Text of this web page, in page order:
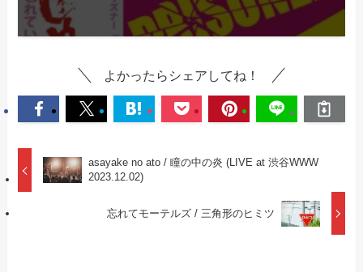
よかったらシェアしてね！
asayake no ato / 瞳の中の炎 (LIVE at 渋谷WWW
2023.12.02)
忘れてモーテルズ / 三角形のヒミツ